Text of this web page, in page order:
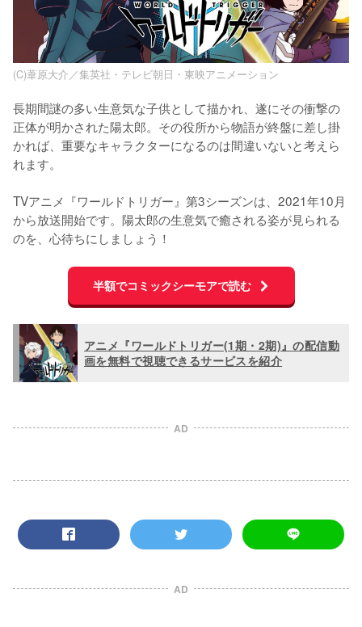
(C)葦原大介／集英社・テレビ朝日・東映アニメーション
長期間謎の多い生意気な子供として描かれ、遂にその衝撃の
正体が明かされた陽太郎。その役所から物語が終盤に差し掛
かれば、重要なキャラクターになるのは間違いないと考えら
れます。
TVアニメ『ワールドトリガー』第3シーズンは、2021年10月
から放送開始です。陽太郎の生意気で癒される姿が見られる
のを、心待ちにしましょう！
半額でコミックシーモアで読む
アニメ『ワールドトリガー(1期・2期)』の配信動
画を無料で視聴できるサービスを紹介
AD
AD